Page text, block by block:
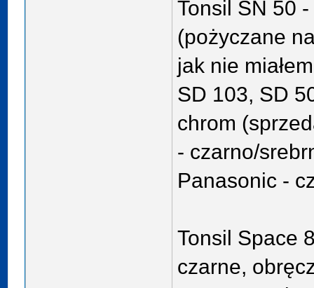
Tonsil SN 50
(pożyczane
jak nie
SD 103, SD
chrom
- czarno/
Panasonic -
Tonsil Space
czarne,